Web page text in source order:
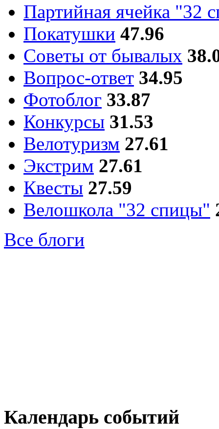
Партийная ячейка "32
Покатушки 47.96
Советы от бывалых
Вопрос-ответ 34.95
Фотоблог 33.87
Конкурсы 31.53
Велотуризм 27.61
Экстрим 27.61
Квесты 27.59
Велошкола "32 спицы"
Все блоги
Календарь событий